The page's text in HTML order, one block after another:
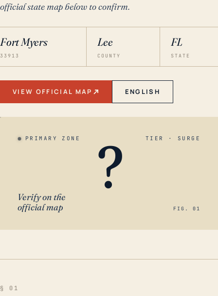
official state map below to confirm.
Fort Myers
33913
Lee
COUNTY
FL
STATE
VIEW OFFICIAL MAP ENGLISH
PRIMARY ZONE TIER · SURGE
?
Verify on the
official map
FIG. 01
§ 01